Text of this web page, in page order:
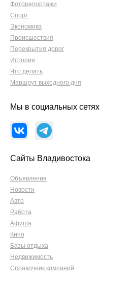
Фоторепортажи
Спорт
Экономика
Происшествия
Перекрытия дорог
Истории
Что делать
Маршрут выходного дня
Мы в социальных сетях
Сайты Владивостока
Объявления
Новости
Авто
Работа
Афиша
Кино
Базы отдыха
Недвижимость
Справочник компаний